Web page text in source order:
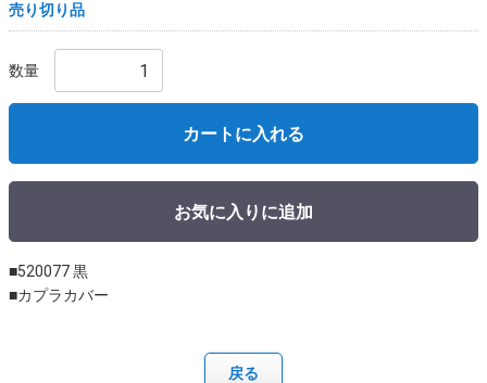
売り切り品
数量
カートに入れる
お気に入りに追加
■520077 黒
■カプラカバー
戻る